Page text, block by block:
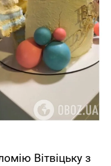
Вітвіцьку з